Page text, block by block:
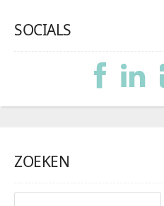
SOCIALS
ZOEKEN